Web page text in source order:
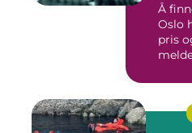
Å
Oslo
pris